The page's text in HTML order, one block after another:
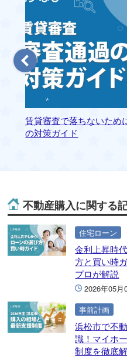
賃貸審査で落ちないため
の対策ガイド
不動産購入に関する
住宅ローン
金利上昇時
方と買い時
プロが解説
2026年05月
事前計画
浜松市で不
識！マイホ
制度を徹底